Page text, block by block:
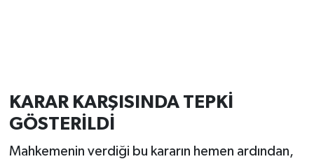
KARAR KARŞISINDA TEPKİ
GÖSTERİLDİ
Mahkemenin verdiği bu kararın hemen ardından,